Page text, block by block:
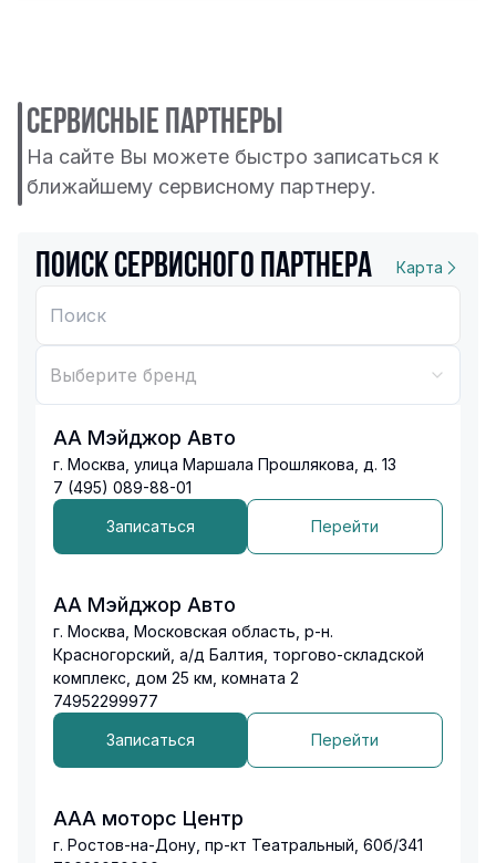
Сервисные партнеры
На сайте Вы можете быстро записаться к
ближайшему сервисному партнеру.
Поиск сервисного партнера Карта
Выберите бренд
АА Мэйджор Авто
г. Москва, улица Маршала Прошлякова, д. 13
7 (495) 089-88-01
Записаться Перейти
АА Мэйджор Авто
г. Москва, Московская область, р-н.
Красногорский, а/д Балтия, торгово-складской
комплекс, дом 25 км, комната 2
74952299977
Записаться Перейти
ААА моторс Центр
г. Ростов-на-Дону, пр-кт Театральный, 60б/341